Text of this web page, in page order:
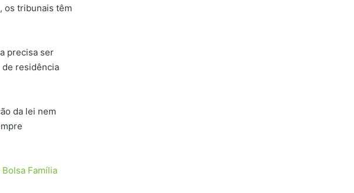
os tribunais têm
precisa ser
residência
da lei nem
Família